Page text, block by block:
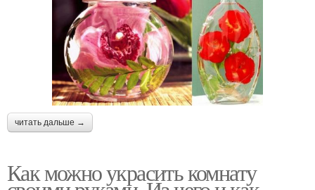
читать дальше →
Как можно украсить комнату